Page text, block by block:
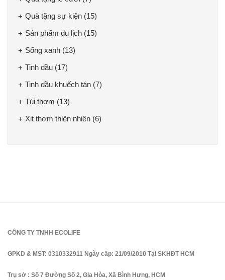
Quà tặng sự kiện (15)
Sản phẩm du lịch (15)
Sống xanh (13)
Tinh dầu (17)
Tinh dầu khuếch tán (7)
Túi thơm (13)
Xịt thơm thiên nhiên (6)
CÔNG TY TNHH ECOLIFE
GPKD & MST: 0310332911 Ngày cấp: 21/09/2010 Tại SKHĐT HCM
Trụ sở : Số 7 Đường Số 2, Gia Hòa, Xã Bình Hưng, HCM